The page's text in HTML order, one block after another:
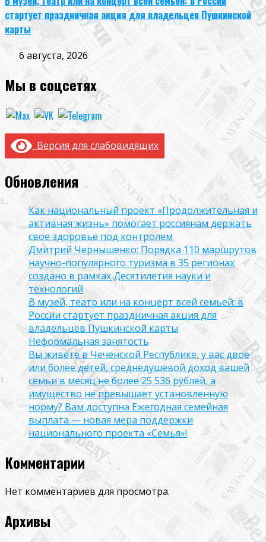
стартует праздничная акция для владельцев Пушкинской
карты
6 августа, 2026
Мы в соцсетях
Версия для слабовидящих
Обновления
Как национальный проект «Продолжительная и
активная жизнь» помогает россиянам держать
свое здоровье под контролем
Дмитрий Чернышенко: Порядка 110 маршрутов
научно-популярного туризма в 35 регионах
создано в рамках Десятилетия науки и
технологий
В музей, театр или на концерт всей семьей: в
России стартует праздничная акция для
владельцев Пушкинской карты
Неформальная занятость
Вы живёте в Чеченской Республике, у вас двое
или более детей, среднедушевой доход вашей
семьи в месяц не более 25 536 рублей, а
имущество не превышает установленную
норму? Вам доступна Ежегодная семейная
выплата — новая мера поддержки
национального проекта «Семья»!
Комментарии
Нет комментариев для просмотра.
Архивы